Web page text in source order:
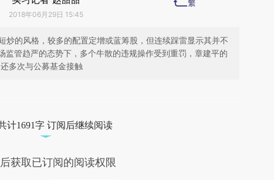
2018年06月29日 15:45
炒的风格，较多的配置定增或蓝筹股，但连续踩雷显示其并不
监管趋严的态势下，多个牛散的违规操作受到重罚，章建平的
多次与公募基金接触
代表财新观点和立场。推荐点击链接阅读原文细
计1691字 订阅后继续阅读
获取已订阅的阅读权限